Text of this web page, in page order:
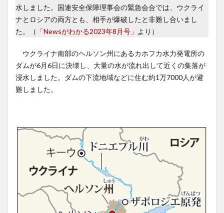
水しました。国連安全保障理事会の緊急会合では、ウクライ
ナとロシアの両方とも、相手が爆破したと非難し合いまし
た。（ 「Newsがわかる2023年8月号」 より）
ウクライナ南部のヘルソン州にあるカホフカ水力発電所の
ダムが6月6日に決壊し、大量の水が流れ出して近くの集落が
浸水しました。ダムの下流地域などに住む約1万7000人が避
難しました。